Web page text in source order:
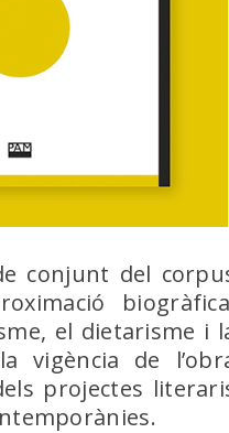
conjunt del
el dietarisme i
vigència de
projectes